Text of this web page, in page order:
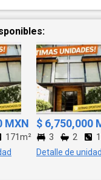
MXN
171m²
$ 6,750,000
3 2
Detalle de unidad